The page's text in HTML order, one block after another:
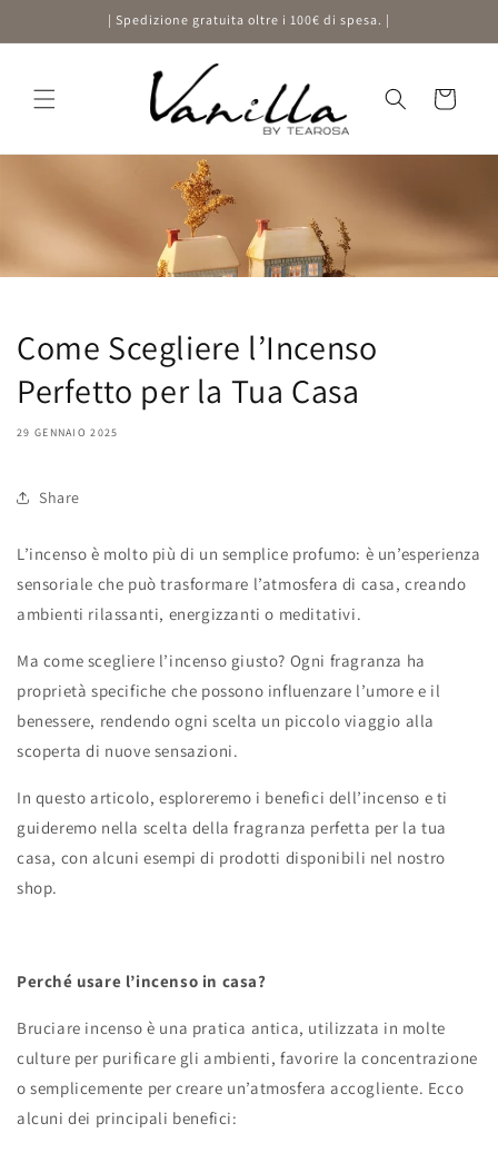
direttamente
ai contenuti
| Spedizione gratuita oltre i 100€ di spesa. |
Carrello
Come Scegliere l’Incenso
Perfetto per la Tua Casa
29 GENNAIO 2025
Share
L’incenso è molto più di un semplice profumo: è un’esperienza
sensoriale che può trasformare l’atmosfera di casa, creando
ambienti rilassanti, energizzanti o meditativi.
Ma come scegliere l’incenso giusto? Ogni fragranza ha
proprietà specifiche che possono influenzare l’umore e il
benessere, rendendo ogni scelta un piccolo viaggio alla
scoperta di nuove sensazioni.
In questo articolo, esploreremo i benefici dell’incenso e ti
guideremo nella scelta della fragranza perfetta per la tua
casa, con alcuni esempi di prodotti disponibili nel nostro
shop.
Perché usare l’incenso in casa?
Bruciare incenso è una pratica antica, utilizzata in molte
culture per purificare gli ambienti, favorire la concentrazione
o semplicemente per creare un’atmosfera accogliente. Ecco
alcuni dei principali benefici: